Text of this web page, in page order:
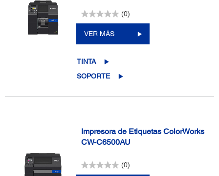
(0)
VER MÁS
TINTA
SOPORTE
Impresora de Etiquetas ColorWorks
CW-C6500AU
(0)